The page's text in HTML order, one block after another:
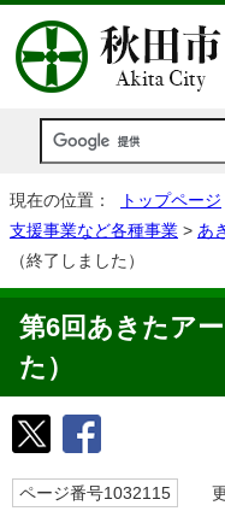
現在の位置： トップページ
支援事業など各種事業 > あ
（終了しました）
第6回あきたア
た）
ページ番号1032115 更